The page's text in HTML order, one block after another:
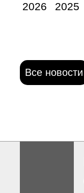
2026 2025
Все новости